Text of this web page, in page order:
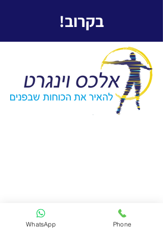
בקרוב!
WhatsApp Phone